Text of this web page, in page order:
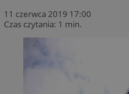
11 czerwca 2019 17:00
Czas czytania: 1 min.